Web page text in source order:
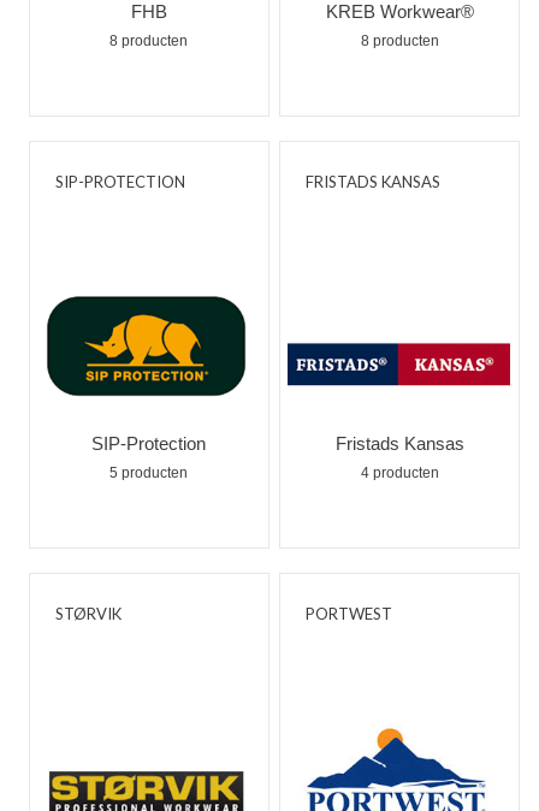
FHB
8 producten
KREB Workwear®
8 producten
SIP-PROTECTION
SIP-Protection
5 producten
FRISTADS KANSAS
Fristads Kansas
4 producten
STØRVIK PORTWEST